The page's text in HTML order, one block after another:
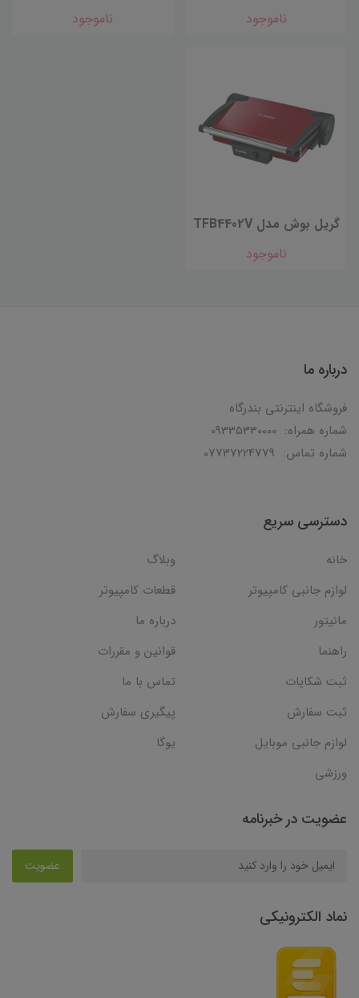
ناموجود
ناموجود
گریل بوش مدل TFB4402V
ناموجود
درباره ما
فروشگاه اینترنتی بندرگاه
شماره همراه: 09335330000
شماره تماس: 07737224779
دسترسی سریع
خانه
وبلاگ
لوازم جانبی کامپیوتر
قطعات کامپیوتر
مانیتور
درباره ما
راهنما
قوانین و مقررات
ثبت شکایات
تماس با ما
ثبت سفارش
پیگیری سفارش
لوازم جانبی موبایل
یوگا
ورزشی
عضویت در خبرنامه
عضویت
نماد الکترونیکی